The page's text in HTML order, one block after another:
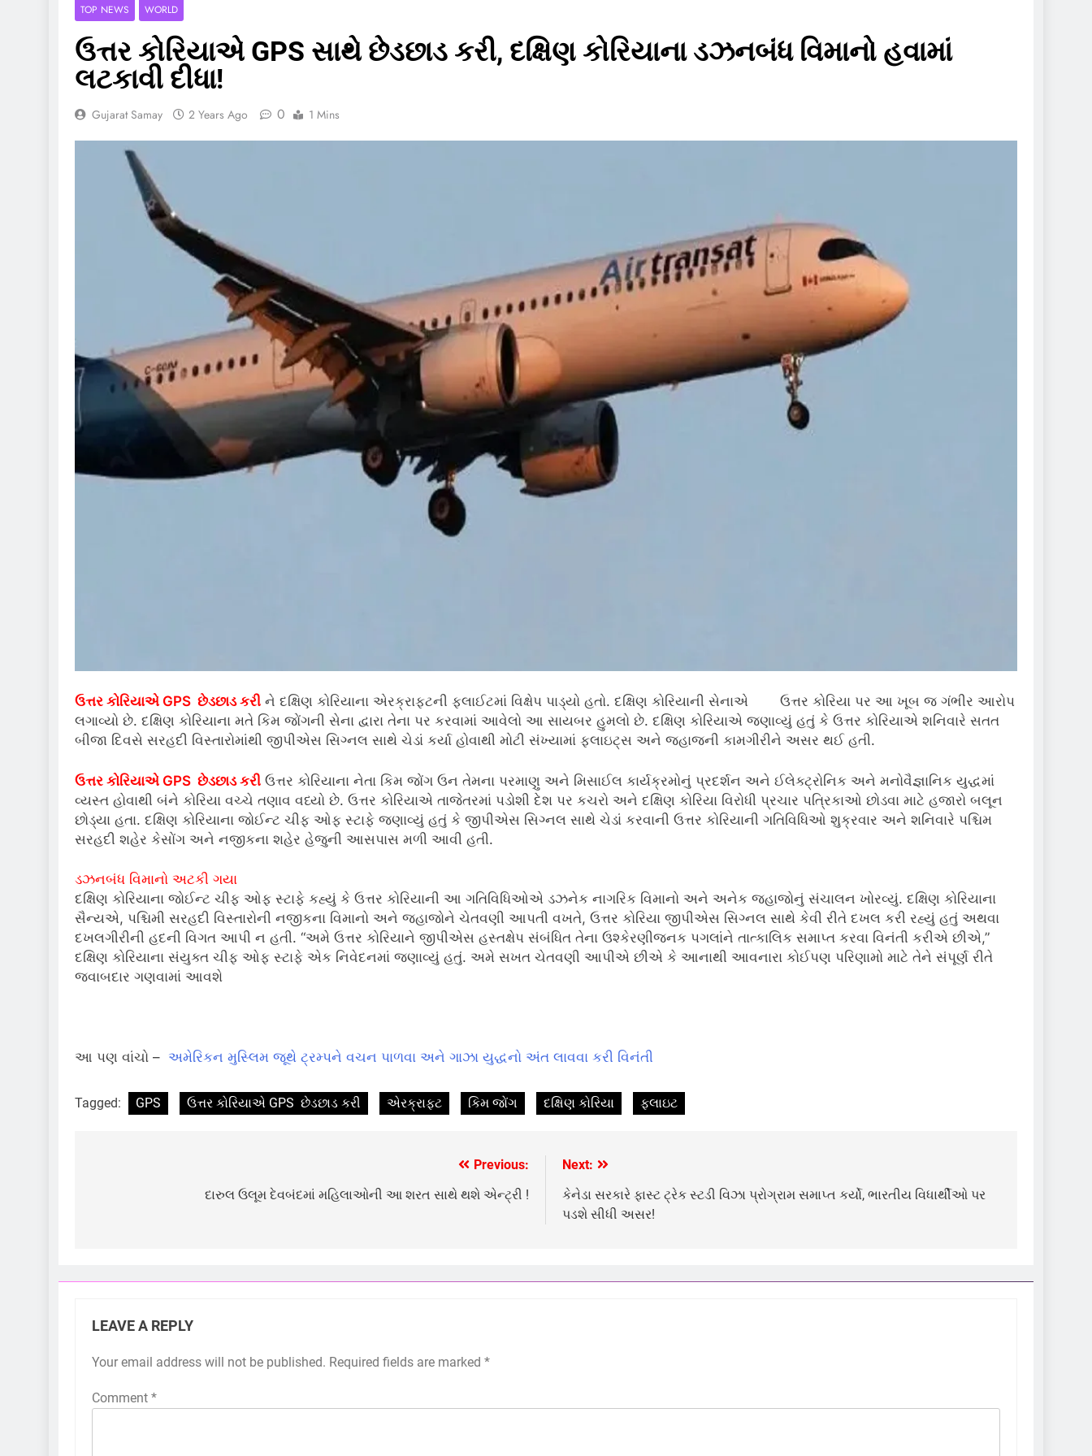
TOP NEWS WORLD
ઉત્તર કોરિયાએ GPS સાથે છેડછાડ કરી, દક્ષિણ કોરિયાના ડઝનબંધ વિમાનો હવામાં
લટકાવી દીધા!
Gujarat Samay 2 Years Ago 0 1 Mins
ઉત્તર કોરિયાએ GPS છેડછાડ કરી ને દક્ષિણ કોરિયાના એરક્રાફ્ટની ફ્લાઈટમાં વિક્ષેપ પાડ્યો હતો. દક્ષિણ કોરિયાની સેનાએ
ઉત્તર કોરિયા પર આ ખૂબ જ ગંભીર આરોપ
લગાવ્યો છે. દક્ષિણ કોરિયાના મતે કિમ જોંગની સેના દ્વારા તેના પર કરવામાં આવેલો આ સાયબર હુમલો છે. દક્ષિણ કોરિયાએ જણાવ્યું હતું કે ઉત્તર કોરિયાએ શનિવારે સતત
બીજા દિવસે સરહદી વિસ્તારોમાંથી જીપીએસ સિગ્નલ સાથે ચેડાં કર્યા હોવાથી મોટી સંખ્યામાં ફ્લાઇટ્સ અને જહાજની કામગીરીને અસર થઈ હતી.
ઉત્તર કોરિયાએ GPS છેડછાડ કરી ઉત્તર કોરિયાના નેતા કિમ જોંગ ઉન તેમના પરમાણુ અને મિસાઈલ કાર્યક્રમોનું પ્રદર્શન અને ઈલેક્ટ્રોનિક અને મનોવૈજ્ઞાનિક યુદ્ધમાં
વ્યસ્ત હોવાથી બંને કોરિયા વચ્ચે તણાવ વધ્યો છે. ઉત્તર કોરિયાએ તાજેતરમાં પડોશી દેશ પર કચરો અને દક્ષિણ કોરિયા વિરોધી પ્રચાર પત્રિકાઓ છોડવા માટે હજારો બલૂન
છોડ્યા હતા. દક્ષિણ કોરિયાના જોઈન્ટ ચીફ ઓફ સ્ટાફે જણાવ્યું હતું કે જીપીએસ સિગ્નલ સાથે ચેડાં કરવાની ઉત્તર કોરિયાની ગતિવિધિઓ શુક્રવાર અને શનિવારે પશ્ચિમ
સરહદી શહેર કેસોંગ અને નજીકના શહેર હેજુની આસપાસ મળી આવી હતી.
ડઝનબંધ વિમાનો અટકી ગયા
દક્ષિણ કોરિયાના જોઈન્ટ ચીફ ઓફ સ્ટાફે કહ્યું કે ઉત્તર કોરિયાની આ ગતિવિધિઓએ ડઝનેક નાગરિક વિમાનો અને અનેક જહાજોનું સંચાલન ખોરવ્યું. દક્ષિણ કોરિયાના
સૈન્યએ, પશ્ચિમી સરહદી વિસ્તારોની નજીકના વિમાનો અને જહાજોને ચેતવણી આપતી વખતે, ઉત્તર કોરિયા જીપીએસ સિગ્નલ સાથે કેવી રીતે દખલ કરી રહ્યું હતું અથવા
દખલગીરીની હદની વિગત આપી ન હતી. “અમે ઉત્તર કોરિયાને જીપીએસ હસ્તક્ષેપ સંબંધિત તેના ઉશ્કેરણીજનક પગલાંને તાત્કાલિક સમાપ્ત કરવા વિનંતી કરીએ છીએ,”
દક્ષિણ કોરિયાના સંયુક્ત ચીફ ઓફ સ્ટાફે એક નિવેદનમાં જણાવ્યું હતું. અમે સખત ચેતવણી આપીએ છીએ કે આનાથી આવનારા કોઈપણ પરિણામો માટે તેને સંપૂર્ણ રીતે
જવાબદાર ગણવામાં આવશે
આ પણ વાંચો – અમેરિકન મુસ્લિમ જૂથે ટ્રમ્પને વચન પાળવા અને ગાઝા યુદ્ધનો અંત લાવવા કરી વિનંતી
Tagged: GPS ઉત્તર કોરિયાએ GPS છેડછાડ કરી એરક્રાફ્ટ કિમ જોંગ દક્ષિણ કોરિયા ફલાઇટ
Previous:
દારુલ ઉલૂમ દેવબંદમાં મહિલાઓની આ શરત સાથે થશે એન્ટ્રી !
Next:
કેનેડા સરકારે ફાસ્ટ ટ્રેક સ્ટડી વિઝા પ્રોગ્રામ સમાપ્ત કર્યો, ભારતીય વિધાર્થીઓ પર
પડશે સીધી અસર!
LEAVE A REPLY
Your email address will not be published. Required fields are marked *
Comment *